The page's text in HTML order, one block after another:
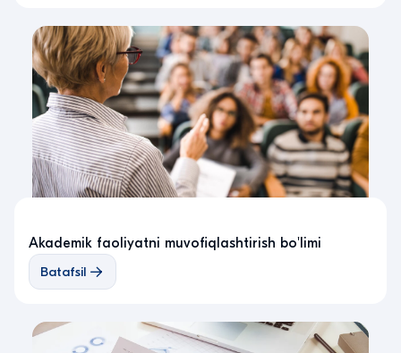
Akademik faoliyatni muvofiqlashtirish bo'limi
Batafsil